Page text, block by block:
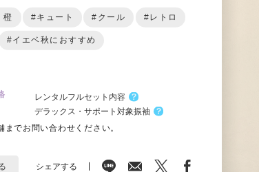
橙 #キュート #クール #レトロ
#イエベ秋におすすめ
レンタルフルセット内容
デラックス・サポート対象振袖
でお問い合わせください。
シェアする